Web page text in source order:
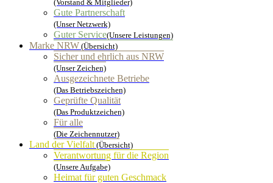
(Vorstand & Mitglieder)
Gute Partnerschaft
(Unser Netzwerk)
Guter Service(Unsere Leistungen)
Marke NRW (Übersicht)
Sicher und ehrlich aus NRW
(Unser Zeichen)
Ausgezeichnete Betriebe
(Das Betriebszeichen)
Geprüfte Qualität
(Das Produktzeichen)
Für alle
(Die Zeichennutzer)
Land der Vielfalt(Übersicht)
Verantwortung für die Region
(Unsere Aufgabe)
Heimat für guten Geschmack